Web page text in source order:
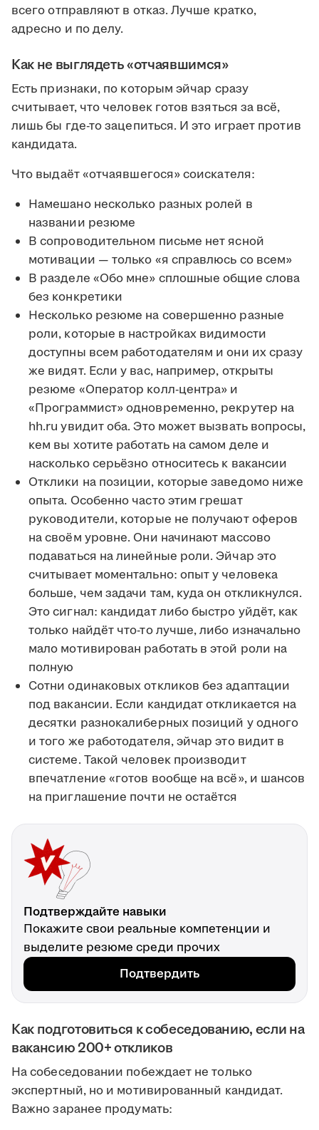
всего отправляют в отказ. Лучше кратко,
адресно и по делу.
Как не выглядеть «отчаявшимся»
Есть признаки, по которым эйчар сразу
считывает, что человек готов взяться за всё,
лишь бы где-то зацепиться. И это играет против
кандидата.
Что выдаёт «отчаявшегося» соискателя:
Намешано несколько разных ролей в
названии резюме
В сопроводительном письме нет ясной
мотивации — только «я справлюсь со всем»
В разделе «Обо мне» сплошные общие слова
без конкретики
Несколько резюме на совершенно разные
роли, которые в настройках видимости
доступны всем работодателям и они их сразу
же видят. Если у вас, например, открыты
резюме «Оператор колл-центра» и
«Программист» одновременно, рекрутер на
hh.ru увидит оба. Это может вызвать вопросы,
кем вы хотите работать на самом деле и
насколько серьёзно относитесь к вакансии
Отклики на позиции, которые заведомо ниже
опыта. Особенно часто этим грешат
руководители, которые не получают оферов
на своём уровне. Они начинают массово
подаваться на линейные роли. Эйчар это
считывает моментально: опыт у человека
больше, чем задачи там, куда он откликнулся.
Это сигнал: кандидат либо быстро уйдёт, как
только найдёт что-то лучше, либо изначально
мало мотивирован работать в этой роли на
полную
Сотни одинаковых откликов без адаптации
под вакансии. Если кандидат откликается на
десятки разнокалиберных позиций у одного
и того же работодателя, эйчар это видит в
системе. Такой человек производит
впечатление «готов вообще на всё», и шансов
на приглашение почти не остаётся
Подтверждайте навыки
Покажите свои реальные компетенции и
выделите резюме среди прочих
Подтвердить
Как подготовиться к собеседованию, если на
вакансию 200+ откликов
На собеседовании побеждает не только
экспертный, но и мотивированный кандидат.
Важно заранее продумать: